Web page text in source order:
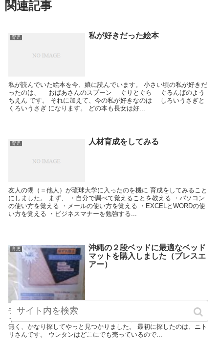
関連記事
育児 私が好きだった絵本
私が読んでいた絵本を今、娘に読んでいます。 小さい頃の私が好きだ
ったのは、 おばあさんのスプーン ぐりとぐら ぐるんぱのよう
ちえん です。 それに加えて、今の私が好きなのは しろいうさぎと
くろいうさぎ になります。 どの本も長女は好...
育児 人材育成をしてみる
友人の甥（＝他人）が琉球大学に入ったのを機に 育成をしてみること
にしました。 まず、 ・自分で調べて覚えることを教える ・パソコン
の使い方を覚える ・メールの使い方を覚える ・EXCELとWORDの使
い方を覚える ・ビジネスマナーを勉強する...
育児
沖縄の２段ベッドに最適なベッド
マットを購入しました（ブレスエ
アー）
子供の２段ベッドに一緒に寝てみると、かなり硬い感じでした。 とい
うことで、ベッドマットを色々探したのですが、なかなか良いモノが
無く、かなり探してやっと見つかりました。 最初に探したのは、ニト
リさんです。 ウレタンはどこにでも売っているので...